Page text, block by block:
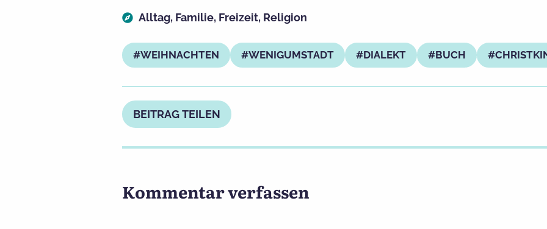
Alltag, Familie, Freizeit, Religion
WEIHNACHTEN WENIGUMSTADT DIALEKT BUCH
BEITRAG TEILEN
Kommentar verfassen